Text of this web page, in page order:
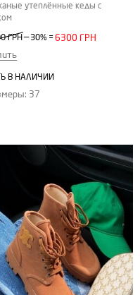
утеплённые кеды с
ГРН — 30% =6300 ГРН
В НАЛИЧИИ
37